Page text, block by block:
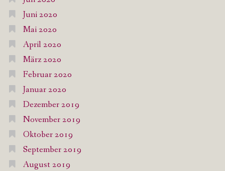
Juni 2020
Mai 2020
April 2020
März 2020
Februar 2020
Januar 2020
Dezember 2019
November 2019
Oktober 2019
September 2019
August 2019